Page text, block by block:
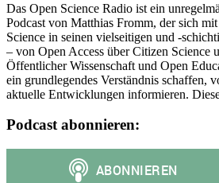
Das Open Science Radio ist ein
Podcast von Matthias Fromm, der sich
Science in seinen vielseitigen und -
– von Open Access über Citizen Science
Öffentlicher Wissenschaft und Open
ein grundlegendes Verständnis schaffen,
aktuelle Entwicklungen informieren.
Podcast abonnieren: